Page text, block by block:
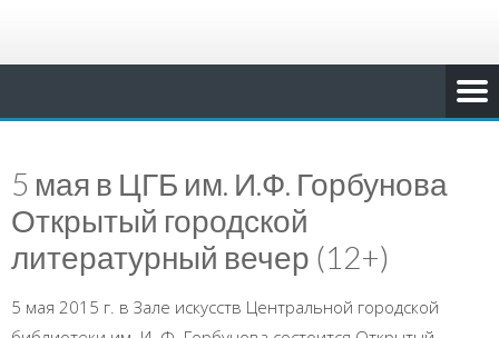
5 мая в ЦГБ им. И.Ф. Горбунова
Открытый городской
литературный вечер (12+)
5 мая 2015 г. в Зале искусств Центральной городской